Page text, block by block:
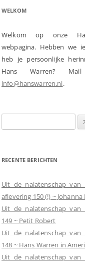
WELKOM
Welkom op onze
webpagina. Hebben we
heb je persoonlijke
Hans Warren?
info@hanswarren.nl.
naar:
RECENTE BERICHTEN
Uit de nalatenschap van
aflevering 150 (!) ~
Uit de nalatenschap van
149 ~ Petit Robert
Uit de nalatenschap van
148 ~ Hans Warren in
Uit de nalatenschap van